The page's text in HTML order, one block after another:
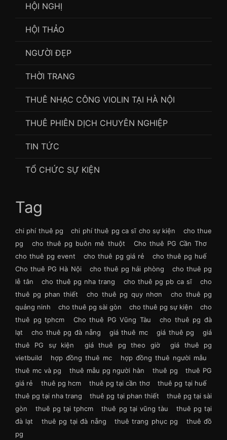
HỘI NGHỊ
HỘI THẢO
NGƯỜI ĐẸP
THỜI TRANG
THUÊ NHẠC CÔNG VIOLIN TẠI HÀ NỘI
THUÊ PHIÊN DỊCH CHUYÊN NGHIỆP
TIN TỨC
TỔ CHỨC SỰ KIỆN
Tag
chi phí thuê pg chi phí thuê pg ca sĩ cho sự kiện
cho thue
pg
cho thuê pg buôn mê thuột
Cho thuê PG Cần Thơ
cho thuê pg event
cho thuê pg giá rẻ
cho thuê pg huế
Cho thuê PG Hà Nội
cho thuê pg hải phòng
cho thuê pg
lễ tân
cho thuê pg nha trang cho thuê pg pb ca sĩ
cho
thuê pg phan thiết
cho thuê pg quy nhơn
cho thuê pg
quảng ninh
cho thuê pg sài gòn cho thuê pg sự kiện
cho
thuê pg tphcm
Cho thuê PG Vũng Tàu
cho thuê pg đà
lạt
cho thuê pg đà nẵng giá thuê mc giá thuê pg
giá
thuê PG sự kiện
giá thuê pg theo giờ
giá thuê pg
vietbuild
hợp đồng thuê mc
hợp đồng thuê người mẫu
thuê mc và pg
thuê mẫu pg người hàn thuê pg
thuê PG
giá rẻ
thuê pg hcm thuê pg tại cần thơ
thuê pg tại huế
thuê pg tại nha trang
thuê pg tại phan thiết
thuê pg tại sài
gòn
thuê pg tại tphcm thuê pg tại vũng tàu
thuê pg tại
đà lạt
thuê pg tại đà nẵng thuê trang phục pg
thuê đồ
pg